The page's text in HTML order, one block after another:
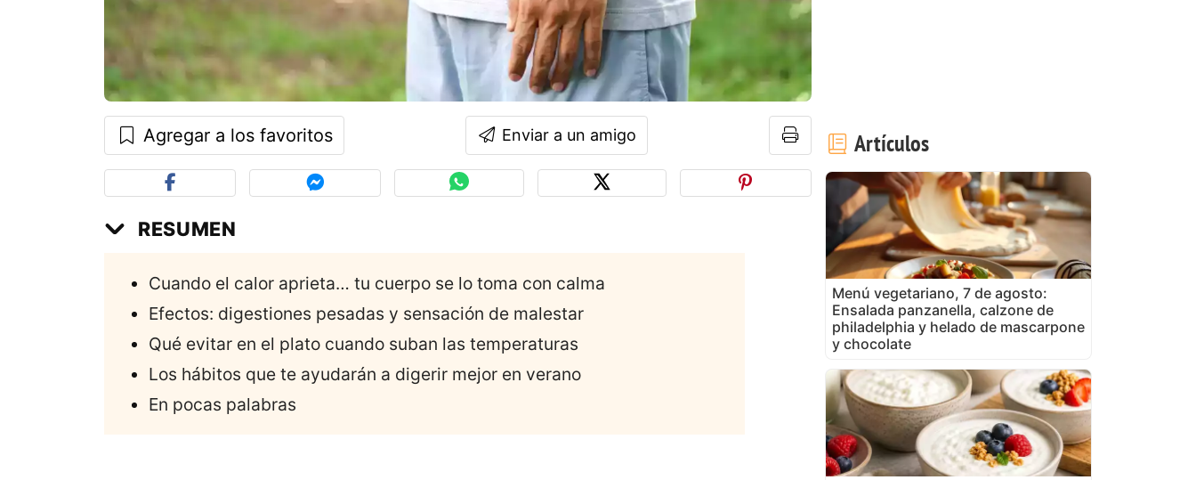
Agregar a los favoritos Enviar a un amigo
RESUMEN
Cuando el calor aprieta… tu cuerpo se lo toma con calma
Efectos: digestiones pesadas y sensación de malestar
Qué evitar en el plato cuando suban las temperaturas
Los hábitos que te ayudarán a digerir mejor en verano
En pocas palabras
Artículos
Menú vegetariano, 7 de agosto:
Ensalada panzanella, calzone de
philadelphia y helado de mascarpone
y chocolate